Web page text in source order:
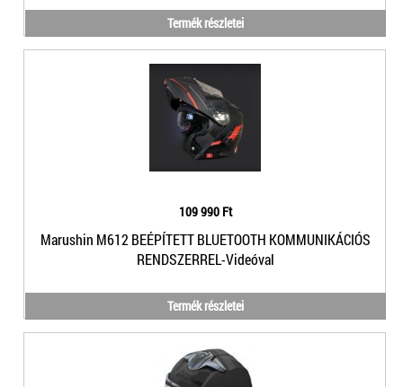
Termék részletei
109 990 Ft
Marushin M612 BEÉPÍTETT BLUETOOTH KOMMUNIKÁCIÓS
RENDSZERREL-Videóval
Termék részletei